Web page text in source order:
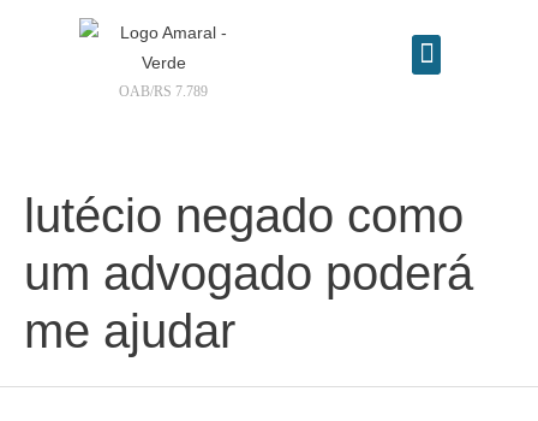
OAB/RS 7.789
lutécio negado como
um advogado poderá
me ajudar